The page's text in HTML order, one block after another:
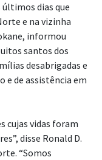
últimos dias que
e na vizinha
informou
santos dos
desabrigadas e
e de assistência em
cujas vidas foram
disse Ronald D.
“Somos